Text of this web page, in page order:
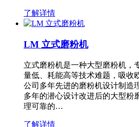
了解详情
LM 立式磨粉机
立式磨粉机是一种大型磨粉机，
量低、耗能高等技术难题，吸收
公司多年先进的磨粉机设计制造
多年的潜心设计改进后的大型粉
理可靠的…
了解详情